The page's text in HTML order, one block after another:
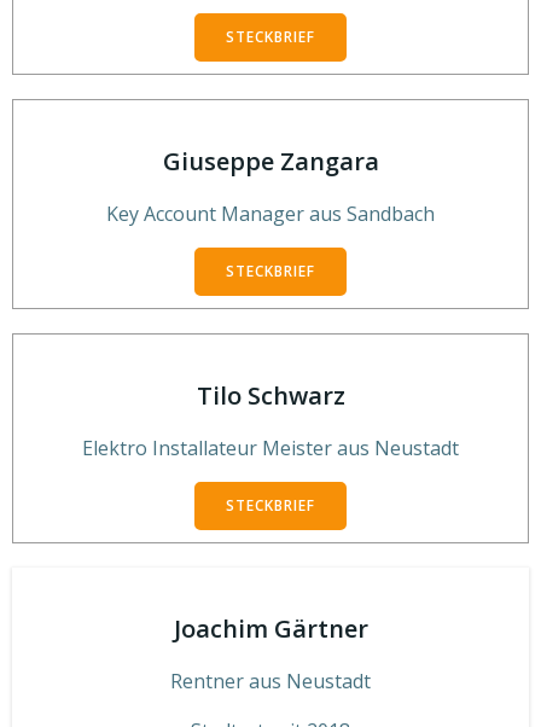
STECKBRIEF
Giuseppe Zangara
Key Account Manager aus Sandbach
STECKBRIEF
Tilo Schwarz
Elektro Installateur Meister aus Neustadt
STECKBRIEF
Joachim Gärtner
Rentner aus Neustadt